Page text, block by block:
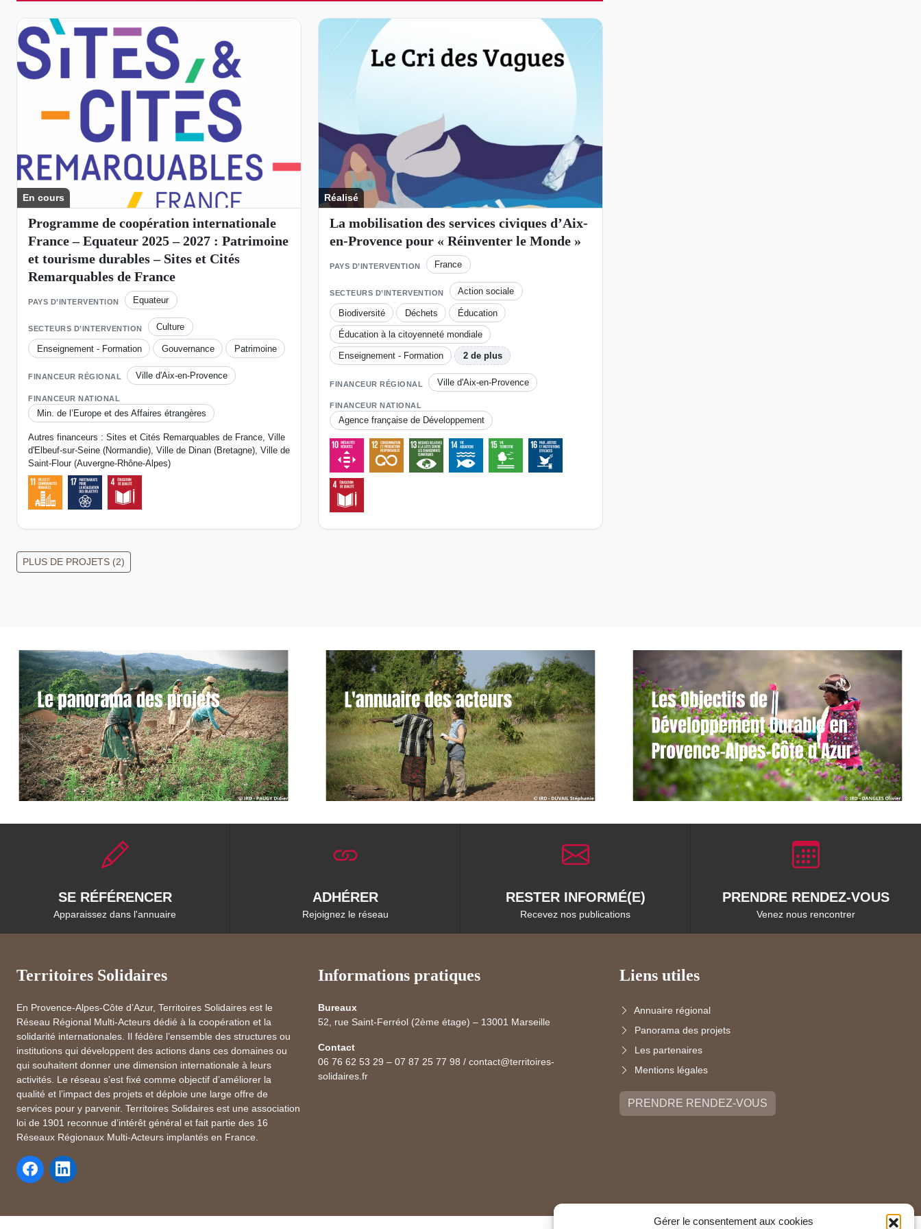
Gérer le consentement aux cookies
En cours
Programme de coopération internationale
France – Equateur 2025 – 2027 : Patrimoine
et tourisme durables – Sites et Cités
Remarquables de France
PAYS D’INTERVENTION Equateur
SECTEURS D’INTERVENTION Culture
Enseignement - Formation Gouvernance Patrimoine
FINANCEUR RÉGIONAL Ville d'Aix-en-Provence
FINANCEUR NATIONAL
Min. de l’Europe et des Affaires étrangères
Autres financeurs : Sites et Cités Remarquables de France, Ville
d'Elbeuf-sur-Seine (Normandie), Ville de Dinan (Bretagne), Ville de
Saint-Flour (Auvergne-Rhône-Alpes)
Réalisé
La mobilisation des services civiques d’Aix-
en-Provence pour « Réinventer le Monde »
PAYS D’INTERVENTION France
SECTEURS D’INTERVENTION Action sociale
Biodiversité Déchets Éducation
Éducation à la citoyenneté mondiale
Enseignement - Formation 2 de plus
FINANCEUR RÉGIONAL Ville d'Aix-en-Provence
FINANCEUR NATIONAL
Agence française de Développement
PLUS DE PROJETS (2)
SE RÉFÉRENCER
Apparaissez dans l'annuaire
ADHÉRER
Rejoignez le réseau
RESTER INFORMÉ(E)
Recevez nos publications
PRENDRE RENDEZ-VOUS
Venez nous rencontrer
Territoires Solidaires
En Provence-Alpes-Côte d’Azur, Territoires Solidaires est le
Réseau Régional Multi-Acteurs dédié à la coopération et la
solidarité internationales. Il fédère l’ensemble des structures ou
institutions qui développent des actions dans ces domaines ou
qui souhaitent donner une dimension internationale à leurs
activités. Le réseau s’est fixé comme objectif d’améliorer la
qualité et l’impact des projets et déploie une large offre de
services pour y parvenir. Territoires Solidaires est une association
loi de 1901 reconnue d’intérêt général et fait partie des 16
Réseaux Régionaux Multi-Acteurs implantés en France.
Informations pratiques
Bureaux
52, rue Saint-Ferréol (2ème étage) – 13001 Marseille
Contact
06 76 62 53 29 – 07 87 25 77 98 / contact@territoires-
solidaires.fr
Liens utiles
Annuaire régional
Panorama des projets
Les partenaires
Mentions légales
PRENDRE RENDEZ-VOUS